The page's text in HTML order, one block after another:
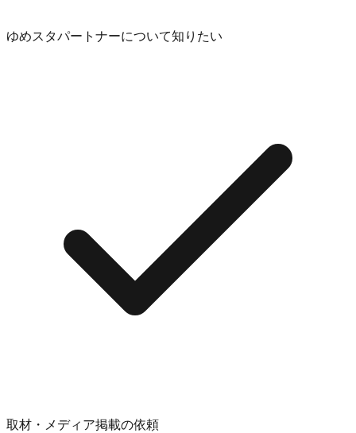
ゆめスタパートナーについて知りたい
取材・メディア掲載の依頼